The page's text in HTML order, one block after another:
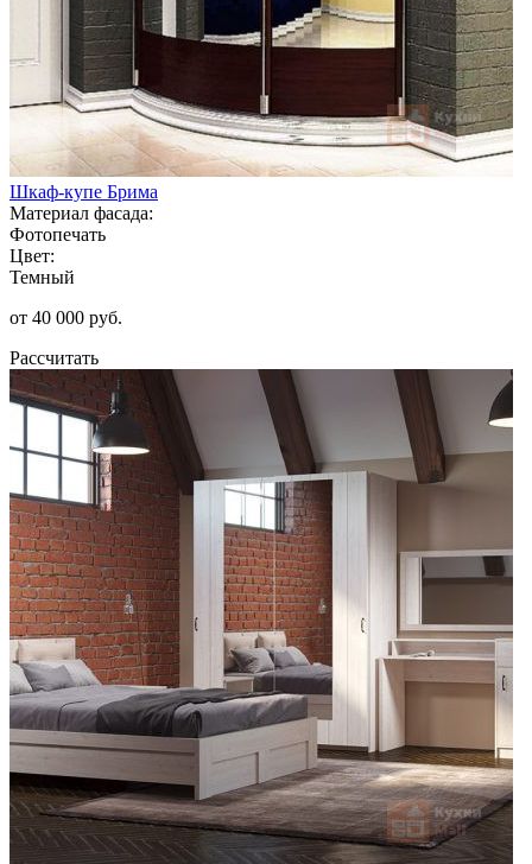
Шкаф-купе Брима
Материал фасада:
Фотопечать
Цвет:
Темный
от 40 000 руб.
Рассчитать